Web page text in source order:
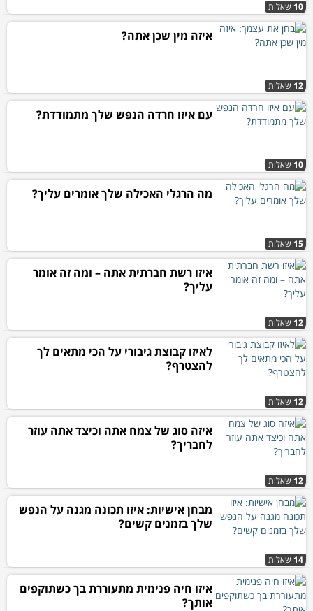
10 שאלות
12 שאלות
איזה מין שכן אתה?
10 שאלות
עם איזו חרדה הנפש שלך מתמודדת?
15 שאלות
מה הרגלי האכילה שלך אומרים עליך?
12 שאלות
איזו רשת חברתית אתה – ומה זה אומר
עליך?
12 שאלות
לאיזו קבוצת גיבורי על הכי מתאים לך
להצטרף?
12 שאלות
איזה סוג של צמח אתה וכיצד אתה עוזר
לחבריך?
14 שאלות
מבחן אישיות: איזו תכונה מגנה על הנפש
שלך בזמנים קשים?
איזו חיה פנימית מתעוררת בך כשתוקפים
אותך?